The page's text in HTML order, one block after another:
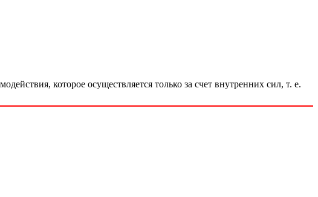
которое осуществляется только за счет внутренних сил, т. е.